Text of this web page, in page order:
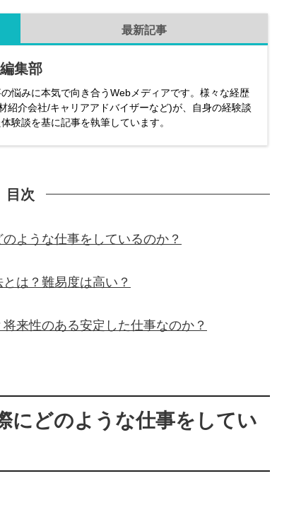
最新記事
集部
悩みに本気で向き合うWebメディアです。様々な経歴
紹介会社/キャリアアドバイザーなど)が、自身の経験談
験談を基に記事を執筆しています。
目次
ような仕事をしているのか？
は？難易度は高い？
来性のある安定した仕事なのか？
にどのような仕事をしてい